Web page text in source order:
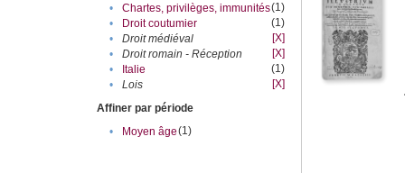
•
Chartes, privilèges, immunités(1)
•
Droit coutumier
(1)
•
Droit médiéval
[X]
•
Droit romain - Réception
[X]
•
Italie
(1)
•
Lois
[X]
Affiner par période
•
Moyen âge(1)